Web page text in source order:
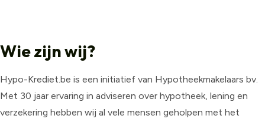
Wie zijn wij?
Hypo-Krediet.be is een initiatief van Hypotheekmakelaars bv.
Met 30 jaar ervaring in adviseren over hypotheek, lening en
verzekering hebben wij al vele mensen geholpen met het